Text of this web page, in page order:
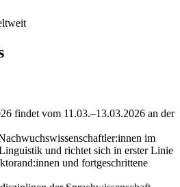
findet vom 11.03.–13.03.2026 an der
im
und richtet sich in erster Linie
und fortgeschrittene